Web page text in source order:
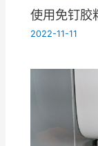
使用免钉胶
2022-11-11